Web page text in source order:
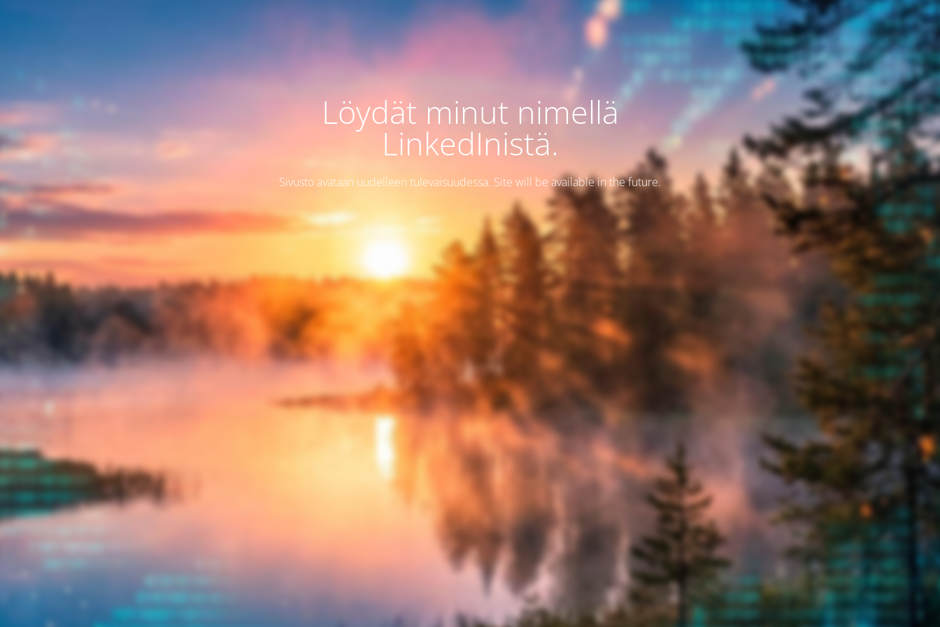
Löydät minut nimellä
LinkedInistä.
Sivusto avataan uudelleen tulevaisuudessa. Site will be available in the future.